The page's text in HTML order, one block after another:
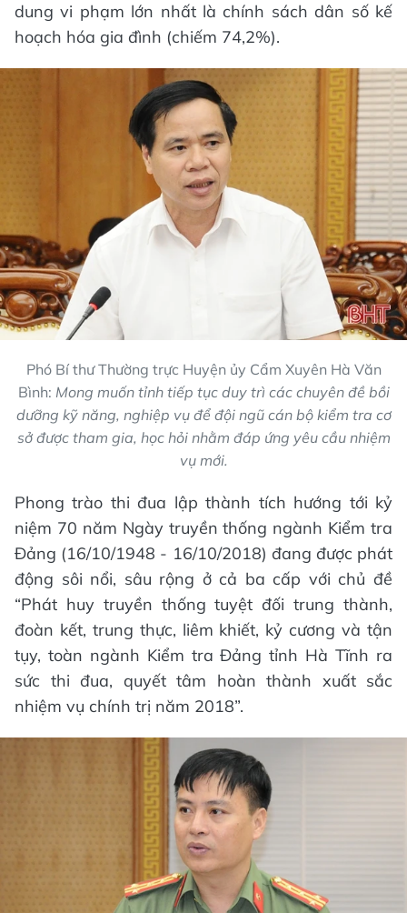
dung vi phạm lớn nhất là chính sách dân số kế
hoạch hóa gia đình (chiếm 74,2%).
Phó Bí thư Thường trực Huyện ủy Cẩm Xuyên Hà Văn
Bình: Mong muốn tỉnh tiếp tục duy trì các chuyên đề bồi
dưỡng kỹ năng, nghiệp vụ để đội ngũ cán bộ kiểm tra cơ
sở được tham gia, học hỏi nhằm đáp ứng yêu cầu nhiệm
vụ mới.
Phong trào thi đua lập thành tích hướng tới kỷ
niệm 70 năm Ngày truyền thống ngành Kiểm tra
Đảng (16/10/1948 - 16/10/2018) đang được phát
động sôi nổi, sâu rộng ở cả ba cấp với chủ đề
“Phát huy truyền thống tuyệt đối trung thành,
đoàn kết, trung thực, liêm khiết, kỷ cương và tận
tụy, toàn ngành Kiểm tra Đảng tỉnh Hà Tĩnh ra
sức thi đua, quyết tâm hoàn thành xuất sắc
nhiệm vụ chính trị năm 2018”.